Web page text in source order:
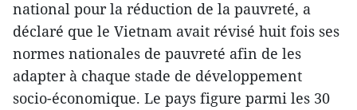
national pour la réduction de la pauvreté, a
déclaré que le Vietnam avait révisé huit fois ses
normes nationales de pauvreté afin de les
adapter à chaque stade de développement
socio-économique. Le pays figure parmi les 30